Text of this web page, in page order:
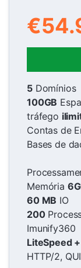
5Domínios
100GB
tráfego
Contas de
Bases de
Memória
60 MB IO
200
Imunify360
LiteSpeed
HTTP/2,